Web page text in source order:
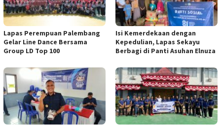
Lapas Perempuan Palembang
Gelar Line Dance Bersama
Group LD Top 100
Isi Kemerdekaan dengan
Kepedulian, Lapas Sekayu
Berbagi di Panti Asuhan Elnuza